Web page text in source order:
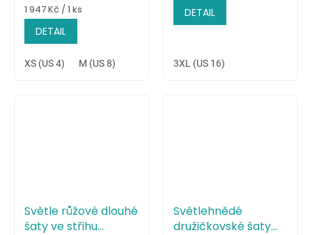
Měrná
cena:
1 947 Kč / 1 ks
DETAIL
XS (US 4) M (US 8)
DETAIL
3XL (US 16)
Světle růžové dlouhé
šaty ve střihu
Světlehnědé
družičkovské šaty